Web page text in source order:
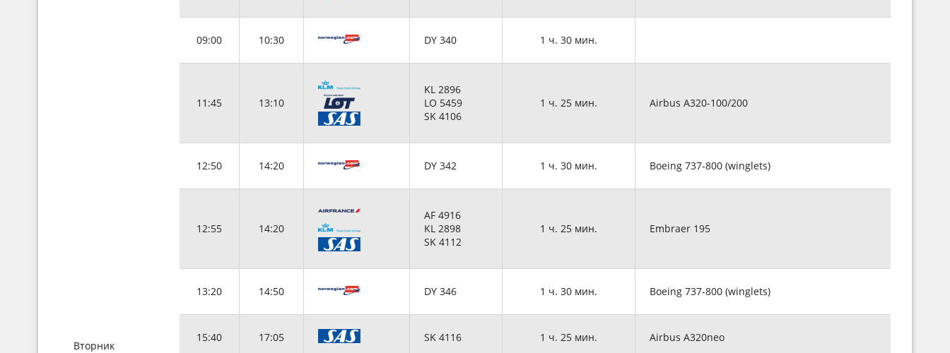
Вторник
09:00 10:30 DY 340 1 ч. 30 мин.
11:45 13:10
KL 2896
LO 5459
SK 4106
1 ч. 25 мин. Airbus A320-100/200
12:50 14:20 DY 342 1 ч. 30 мин. Boeing 737-800 (winglets)
12:55 14:20
AF 4916
KL 2898
SK 4112
1 ч. 25 мин. Embraer 195
13:20 14:50 DY 346 1 ч. 30 мин. Boeing 737-800 (winglets)
15:40 17:05 SK 4116 1 ч. 25 мин. Airbus A320neo